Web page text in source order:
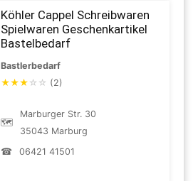
Köhler Cappel Schreibwaren
Spielwaren Geschenkartikel
Bastelbedarf
Bastlerbedarf
★★★ ☆ ☆ (2)
🗺
Marburger Str. 30
35043 Marburg
☎
06421 41501